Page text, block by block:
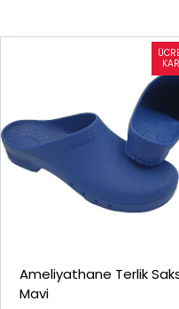
Ameliyathane Terlik
Mavi